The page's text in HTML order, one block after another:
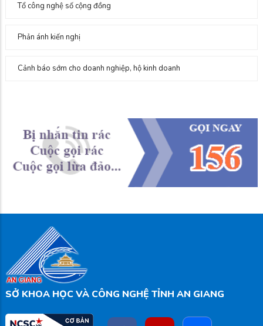
Tổ công nghệ số cộng đồng
Phản ánh kiến nghị
Cảnh báo sớm cho doanh nghiệp, hộ kinh doanh
SỞ KHOA HỌC VÀ CÔNG NGHỆ TỈNH AN GIANG